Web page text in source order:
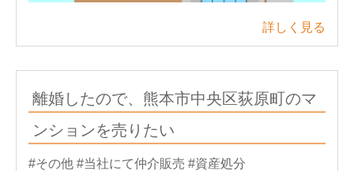
詳しく見る
離婚したので、熊本市中央区荻原町のマ
ンションを売りたい
#その他 #当社にて仲介販売 #資産処分